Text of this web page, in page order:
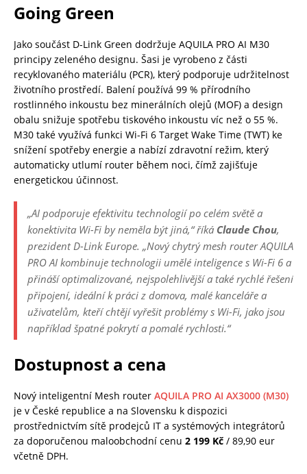
Going Green
Jako součást D-Link Green dodržuje AQUILA PRO AI M30
principy zeleného designu. Šasi je vyrobeno z části
recyklovaného materiálu (PCR), který podporuje udržitelnost
životního prostředí. Balení používá 99 % přírodního
rostlinného inkoustu bez minerálních olejů (MOF) a design
obalu snižuje spotřebu tiskového inkoustu víc než o 55 %.
M30 také využívá funkci Wi-Fi 6 Target Wake Time (TWT) ke
snížení spotřeby energie a nabízí zdravotní režim, který
automaticky utlumí router během noci, čímž zajišťuje
energetickou účinnost.
„AI podporuje efektivitu technologií po celém světě a
konektivita Wi-Fi by neměla být jiná,“říká Claude Chou,
prezident D-Link Europe. „Nový chytrý mesh router AQUILA
PRO AI kombinuje technologii umělé inteligence s Wi-Fi 6 a
přináší optimalizované, nejspolehlivější a také rychlé řešení
připojení, ideální k práci z domova, malé kanceláře a
uživatelům, kteří chtějí vyřešit problémy s Wi-Fi, jako jsou
například špatné pokrytí a pomalé rychlosti.“
Dostupnost a cena
Nový inteligentní Mesh router AQUILA PRO AI AX3000 (M30)
je v České republice a na Slovensku k dispozici
prostřednictvím sítě prodejců IT a systémových integrátorů
za doporučenou maloobchodní cenu 2 199 Kč / 89,90 eur
včetně DPH.